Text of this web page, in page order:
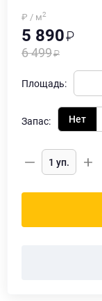
₽ / м2
5 890
6 499
Площадь:
Запас: Нет